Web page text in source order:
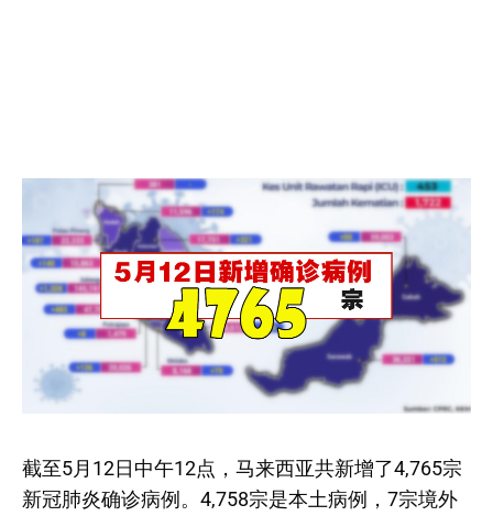
截至5月12日中午12点，马来西亚共新增了4,765宗
新冠肺炎确诊病例。4,758宗是本土病例，7宗境外